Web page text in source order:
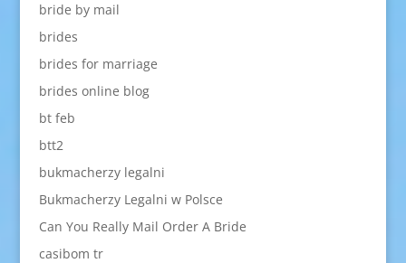
bride by mail
brides
brides for marriage
brides online blog
bt feb
btt2
bukmacherzy legalni
Bukmacherzy Legalni w Polsce
Can You Really Mail Order A Bride
casibom tr